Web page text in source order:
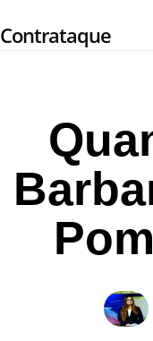
to
Contrataque